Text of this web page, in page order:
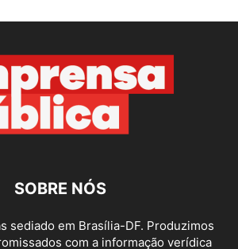
SOBRE NÓS
sediado em Brasília-DF. Produzimos
com a informação verídica